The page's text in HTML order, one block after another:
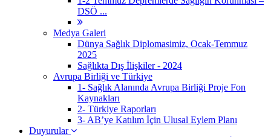
DSÖ ...
Medya Galeri
Dünya Sağlık Diplomasimiz, Ocak-Temmuz
2025
Sağlıkta Dış İlişkiler - 2024
Avrupa Birliği ve Türkiye
1- Sağlık Alanında Avrupa Birliği Proje Fon
Kaynakları
2- Türkiye Raporları
3- AB’ye Katılım İçin Ulusal Eylem Planı
Duyurular